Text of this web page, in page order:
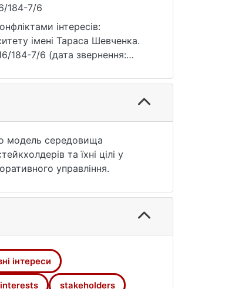
184-7/6
інтересів:
імені Тараса Шевченка.
184-7/6 (дата звернення:
модель середовища
та їхні цілі у
управління.
інтереси
stakeholders